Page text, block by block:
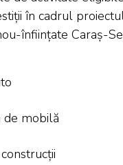
în cadrul
înființate Caraș-
de mobilă